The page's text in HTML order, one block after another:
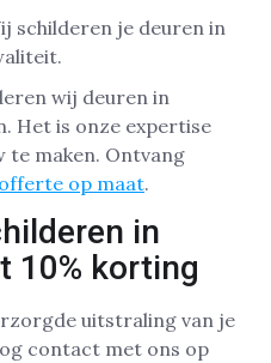
schilderen je deuren in
wij deuren in
Het is onze expertise
te maken. Ontvang
op maat.
in
10% korting
uitstraling van je
contact met ons op